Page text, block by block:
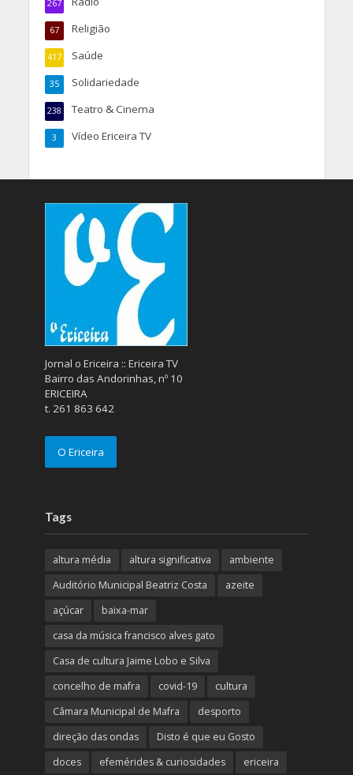
267
Religião
67
Saúde
417
Solidariedade
35
Teatro & Cinema
238
Vídeo Ericeira TV
3
Jornal o Ericeira :: Ericeira TV
Bairro das Andorinhas, nº 10
ERICEIRA
t. 261 863 642
O Ericeira
Tags
altura média altura significativa
ambiente
Auditório Municipal Beatriz Costa
azeite
açúcar
baixa-mar
casa da música francisco alves gato
Casa de cultura Jaime Lobo e Silva
concelho de mafra
covid-19
cultura
Câmara Municipal de Mafra
desporto
direção das ondas
Disto é que eu Gosto
doces
efemérides & curiosidades ericeira